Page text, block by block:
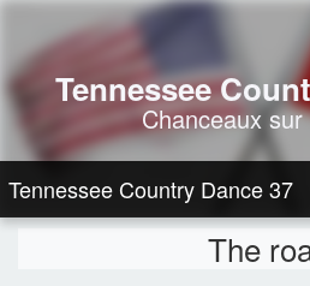
Tennessee
Chanceaux sur
Tennessee Country Dance 37
The